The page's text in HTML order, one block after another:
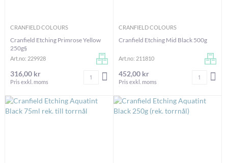
CRANFIELD COLOURS
Cranfield Etching Primrose Yellow
250g§
Art.no: 229928
316,00 kr
Pris exkl. moms
Antal LÄGG I VARUKORGEN
CRANFIELD COLOURS
Cranfield Etching Mid Black 500g
Art.no: 211810
452,00 kr
Pris exkl. moms
Antal